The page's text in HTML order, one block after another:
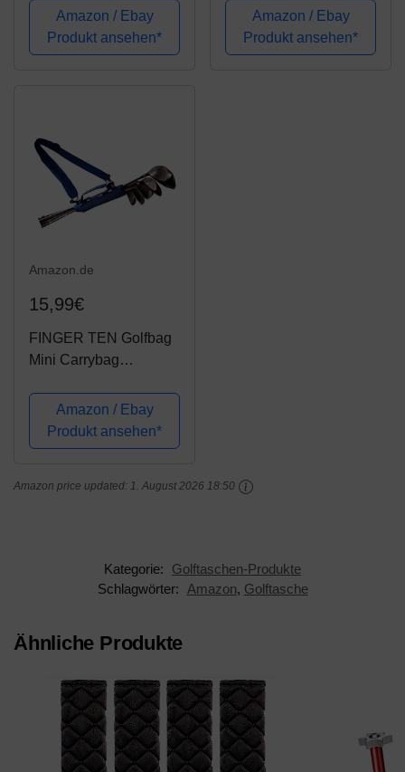
Amazon / Ebay
Produkt ansehen*
Herren und Damen,
Grün
Amazon / Ebay
Produkt ansehen*
Amazon.de
15,99€
FINGER TEN Golfbag
Mini Carrybag
Herren Damen Kinder
Golfschläger-
Umhängetasche
Schwarz 1 Pack or 2
Amazon / Ebay
Produkt ansehen*
Amazon price updated: 1. August 2026 18:50
Kategorie:
Golftaschen-Produkte
Schlagwörter:
Amazon, Golftasche
Ähnliche Produkte